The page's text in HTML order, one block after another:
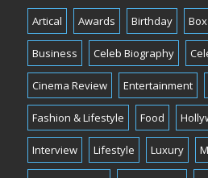
Artical Awards Birthday
Business Celeb Biography
Cinema Review Entertainment
Fashion & Lifestyle Food
Interview Lifestyle Luxury